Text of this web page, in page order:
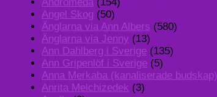
Angel Skog (50)
Änglarna via Ann Albers (580)
Änglarna via Jenny (13)
Ann Dahlberg i Sverige (135)
Ann Gripenlöf i Sverige (5)
Anna Merkaba (kanaliserade budskap)
Anrita Melchizedek (3)